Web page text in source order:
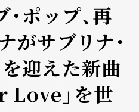
ポップ、再
がサブリナ・
迎えた新曲
Love」を世